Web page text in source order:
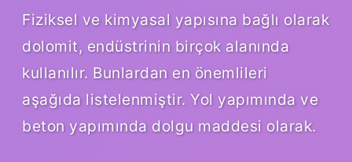
Fiziksel ve kimyasal yapısına bağlı olarak
dolomit, endüstrinin birçok alanında
kullanılır. Bunlardan en önemlileri
aşağıda listelenmiştir. Yol yapımında ve
beton yapımında dolgu maddesi olarak.